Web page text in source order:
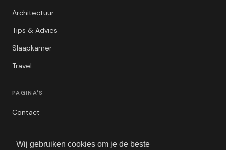
Wij gebruiken cookies om je de beste
Architectuur
Tips & Advies
Slaapkamer
Travel
PAGINA'S
Contact
Algemene Voorwaarden